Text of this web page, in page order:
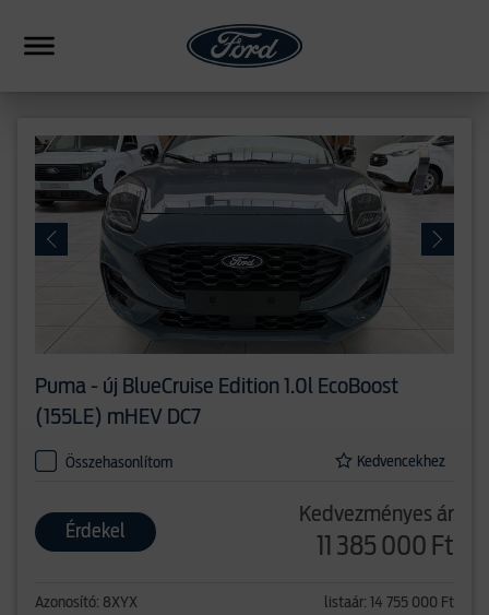
HIBRID
SUV
Puma - új BlueCruise Edition 1.0l EcoBoost
(155LE) mHEV DC7
Összehasonlítom Kedvencekhez
Érdekel
Kedvezményes ár
11 385 000 Ft
Azonosító: 8XYX listaár: 14 755 000 Ft